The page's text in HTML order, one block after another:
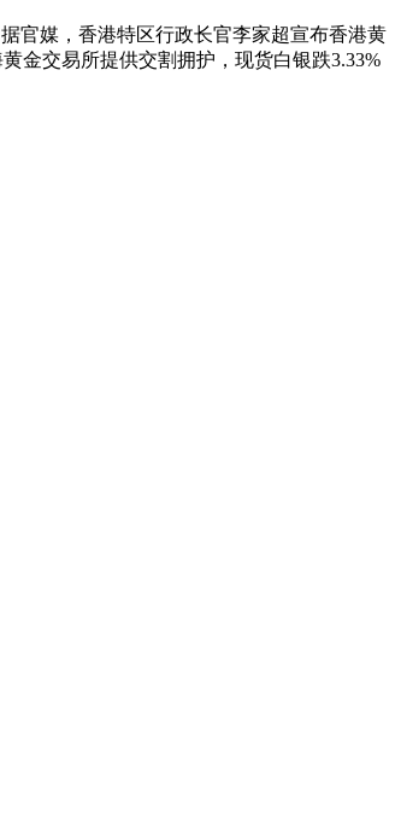
官媒，香港特区行政长官李家超宣布香港黄
金交易所提供交割拥护，现货白银跌3.33%